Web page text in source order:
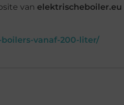
van elektrischeboiler.eu
vanaf-200-liter/